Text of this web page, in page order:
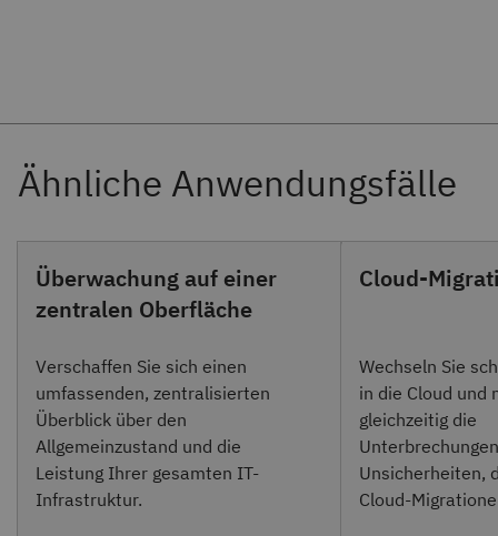
Überwachung auf einer
zentralen Oberfläche
Verschaffen Sie sich einen
umfassenden, zentralisierten
Überblick über den
Allgemeinzustand und die
Leistung Ihrer gesamten IT-
Infrastruktur.
Cloud-
Wechseln Sie
in die Cloud und
gleichzeitig die
Unsicherheiten,
Cloud-